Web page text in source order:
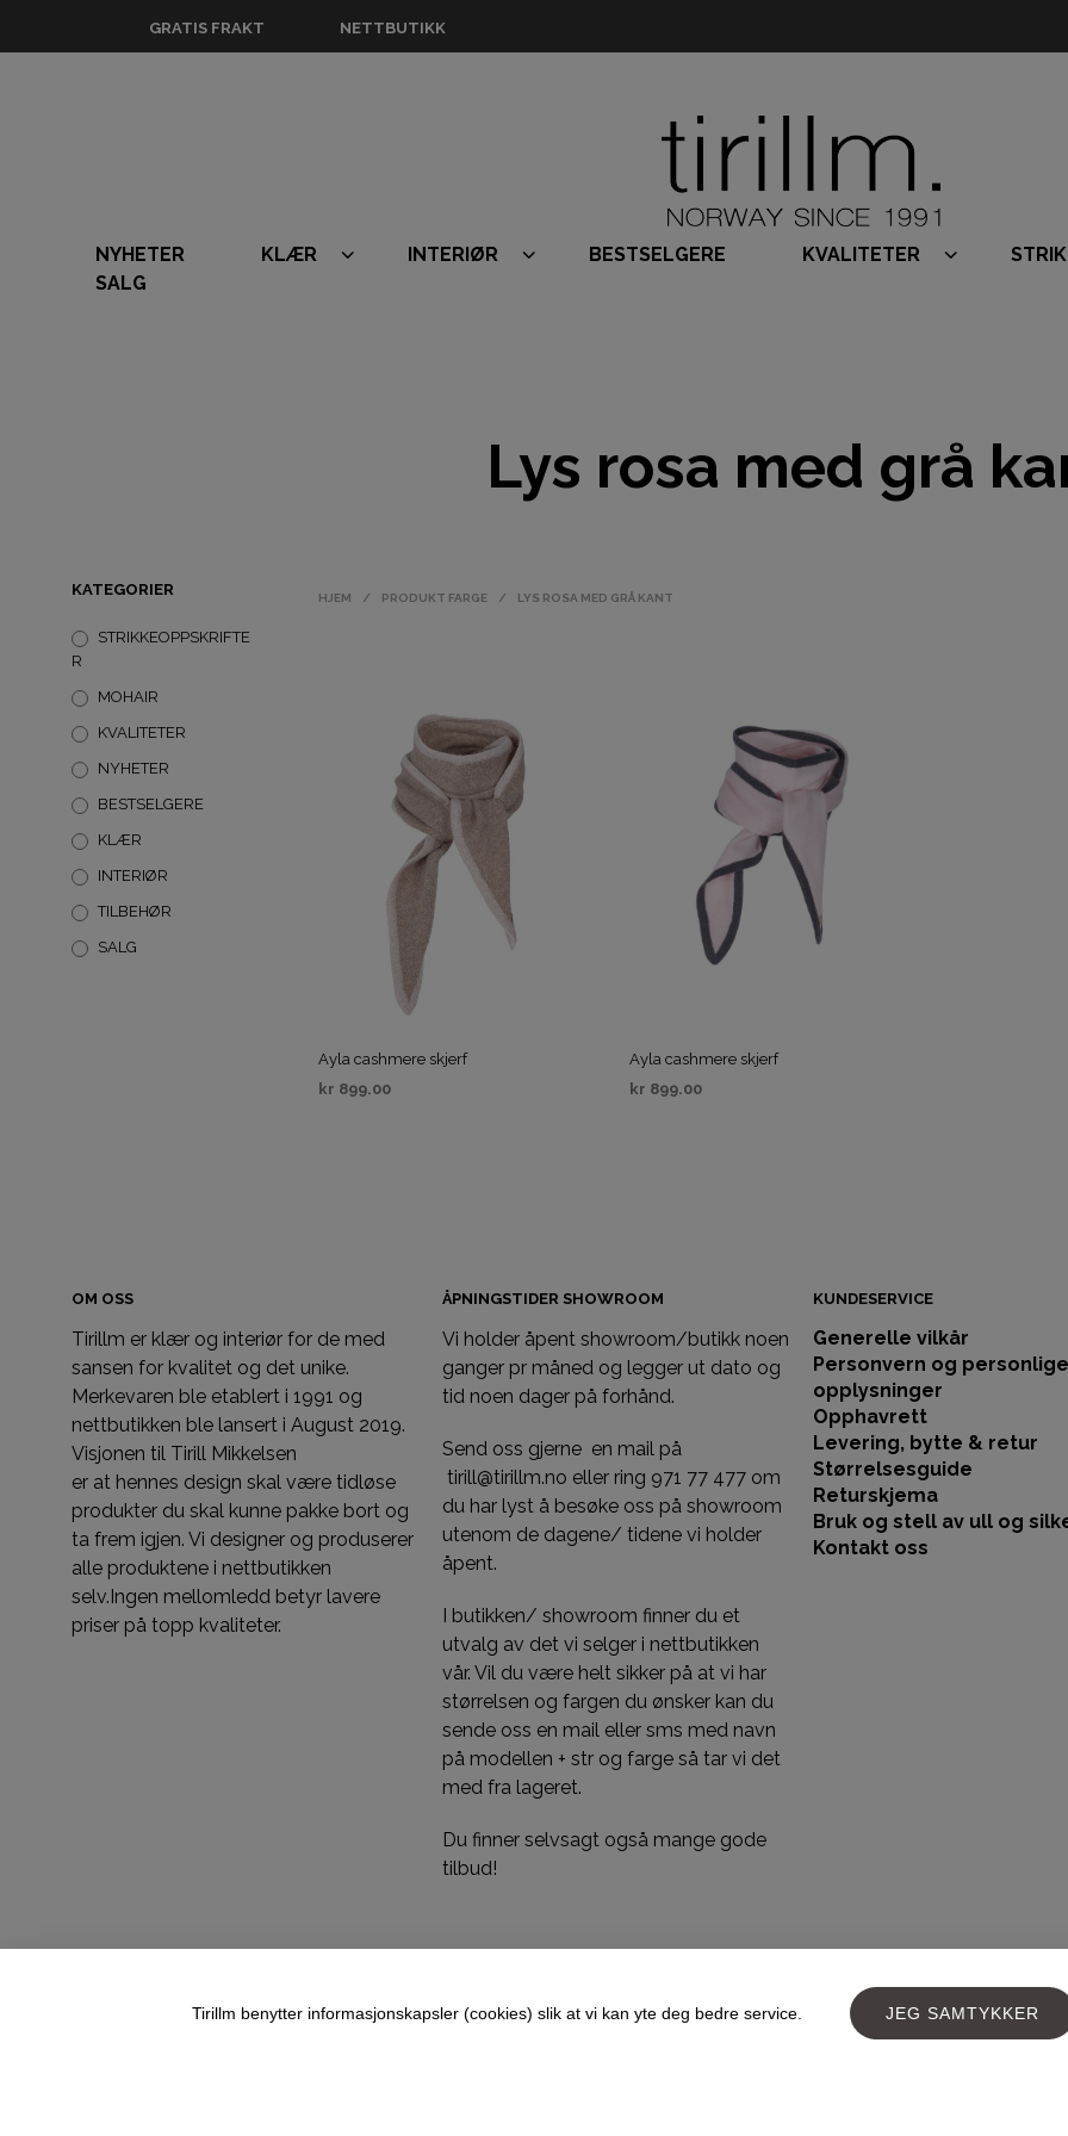
GRATIS FRAKT NETTBUTIKK
NYHETER KLÆR INTERIØR BESTSELGERE KVALITETER
SALG
Lys rosa med grå
KATEGORIER
STRIKKEOPPSKRIFTE
R
MOHAIR
KVALITETER
NYHETER
BESTSELGERE
KLÆR
INTERIØR
TILBEHØR
SALG
HJEM / PRODUKT FARGE / LYS ROSA MED GRÅ KANT
Ayla cashmere skjerf
kr 899.00
Ayla cashmere skjerf
kr 899.00
OM OSS
Tirillm er klær og interiør for de med
sansen for kvalitet og det unike.
Merkevaren ble etablert i 1991 og
nettbutikken ble lansert i August 2019.
Visjonen til Tirill Mikkelsen
er at hennes design skal være tidløse
produkter du skal kunne pakke bort og
ta frem igjen. Vi designer og produserer
alle produktene i nettbutikken
selv.Ingen mellomledd betyr lavere
priser på topp kvaliteter.
ÅPNINGSTIDER SHOWROOM
Vi holder åpent showroom/butikk noen
ganger pr måned og legger ut dato og
tid noen dager på forhånd.
Send oss gjerne en mail på
tirill@tirillm.no eller ring 971 77 477 om
du har lyst å besøke oss på showroom
utenom de dagene/ tidene vi holder
åpent.
I butikken/ showroom finner du et
utvalg av det vi selger i nettbutikken
vår. Vil du være helt sikker på at vi har
størrelsen og fargen du ønsker kan du
sende oss en mail eller sms med navn
på modellen + str og farge så tar vi det
med fra lageret.
Du finner selvsagt også mange gode
tilbud!
KUNDESERVICE
Generelle vilkår
Personvern og personlige
opplysninger
Opphavrett
Levering, bytte & retur
Størrelsesguide
Returskjema
Bruk og stell av ull og
Kontakt oss
Tirillm benytter informasjonskapsler (cookies) slik at vi kan yte deg bedre service. JEG SAMTYKKER